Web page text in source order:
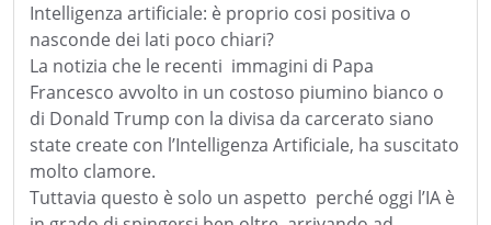
Intelligenza artificiale: è proprio cosi positiva o
nasconde dei lati poco chiari?
La notizia che le recenti immagini di Papa
Francesco avvolto in un costoso piumino bianco o
di Donald Trump con la divisa da carcerato siano
state create con l’Intelligenza Artificiale, ha suscitato
molto clamore.
Tuttavia questo è solo un aspetto perché oggi l’IA è